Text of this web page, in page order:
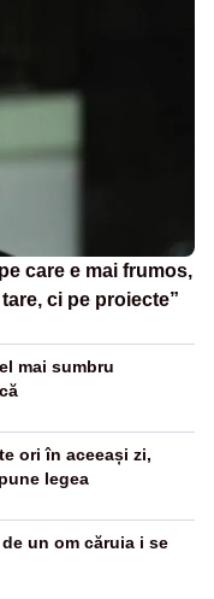
care e mai frumos,
ci pe proiecte”
mai sumbru
ori în aceeași zi,
legea
un om căruia i se